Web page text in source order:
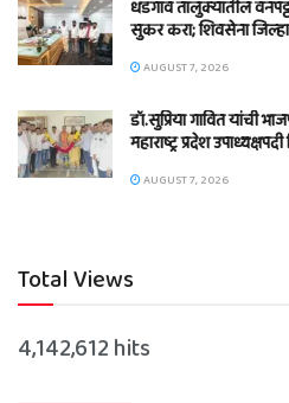
धडगाव तालुक्यातील
सुकर करा; शिवसेना
AUGUST 7, 2026
डॉ.सुप्रिया गावित यांची
महाराष्ट्र प्रदेश
AUGUST 7, 2026
Total Views
4,142,612 hits